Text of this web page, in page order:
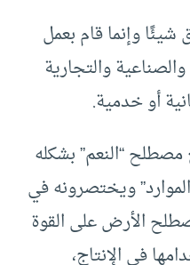
شيئًا وإنما قام بعمل
والتجارية
أو خدمية.
مصطلح “النعم” بشكله
ويختصرونه في
الأرض على القوة
في الإنتاج،